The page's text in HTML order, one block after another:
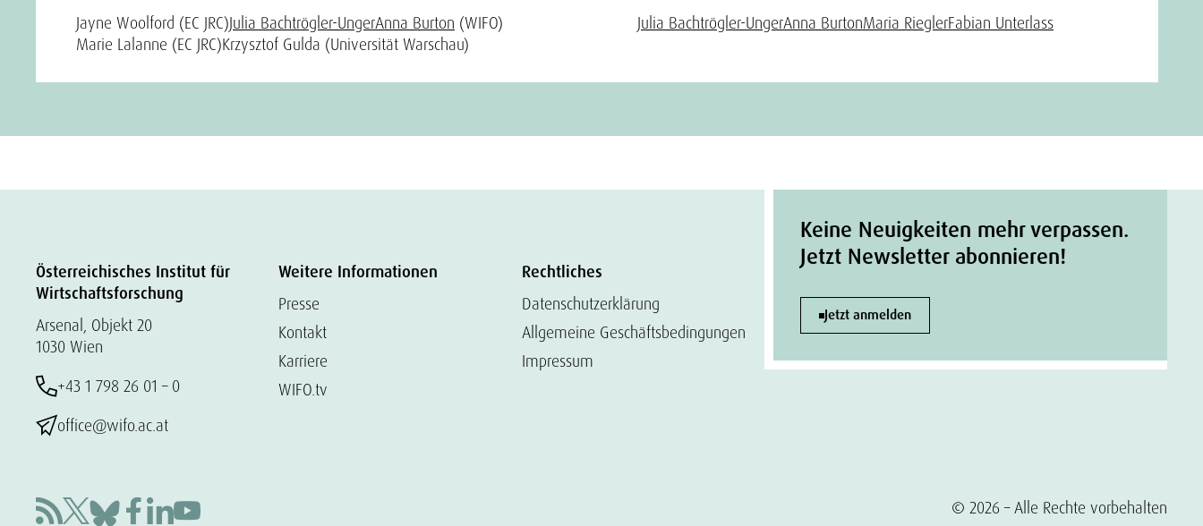
Jayne Woolford (EC JRC)Julia Bachtrögler-UngerAnna Burton (WIFO)
Marie Lalanne (EC JRC)Krzysztof Gulda (Universität Warschau)
Julia Bachtrögler-UngerAnna BurtonMaria RieglerFabian Unterlass
Österreichisches Institut für
Wirtschaftsforschung
Arsenal, Objekt 20
1030 Wien
+43 1 798 26 01 – 0
office@wifo.ac.at
Weitere Informationen
Presse
Kontakt
Karriere
WIFO.tv
Rechtliches
Datenschutzerklärung
Allgemeine Geschäftsbedingungen
Impressum
Keine Neuigkeiten mehr verpassen.
Jetzt Newsletter abonnieren!
Jetzt anmelden
© 2026 – Alle Rechte vorbehalten